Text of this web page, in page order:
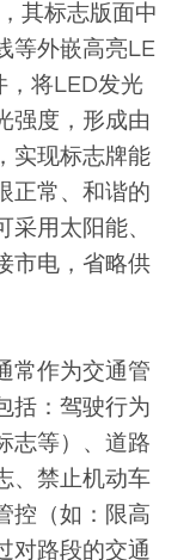
其标志版面中
等外嵌高亮LE
，将LED发光
强度，形成由
实现标志牌能
正常、和谐的
用太阳能、
市电，省略供
常作为交通管
括：驾驶行为
志等）、道路
、禁止机动车
控（如：限高
对路段的交通